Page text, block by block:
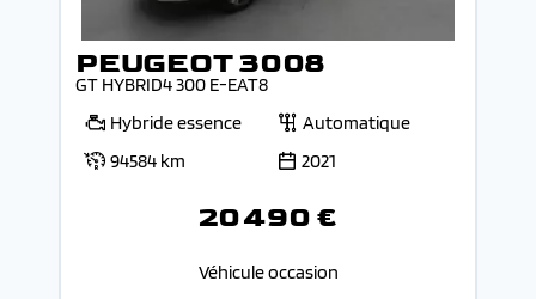
PEUGEOT 3008
GT HYBRID4 300 E-EAT8
Hybride essence
Automatique
94584 km
2021
20 490 €
Véhicule occasion